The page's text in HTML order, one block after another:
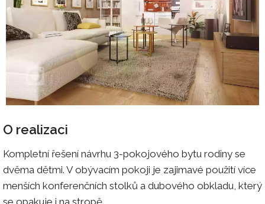
O realizaci
Kompletní řešení návrhu 3-pokojového bytu rodiny se
dvěma dětmi. V obývacím pokoji je zajimavé použití více
menších konferenčních stolků a dubového obkladu, který
se opakuje i na stropě.